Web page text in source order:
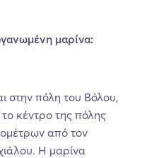
μαρίνα:
στην πόλη του Βόλου,
κέντρο της πόλης
από τον
Η μαρίνα